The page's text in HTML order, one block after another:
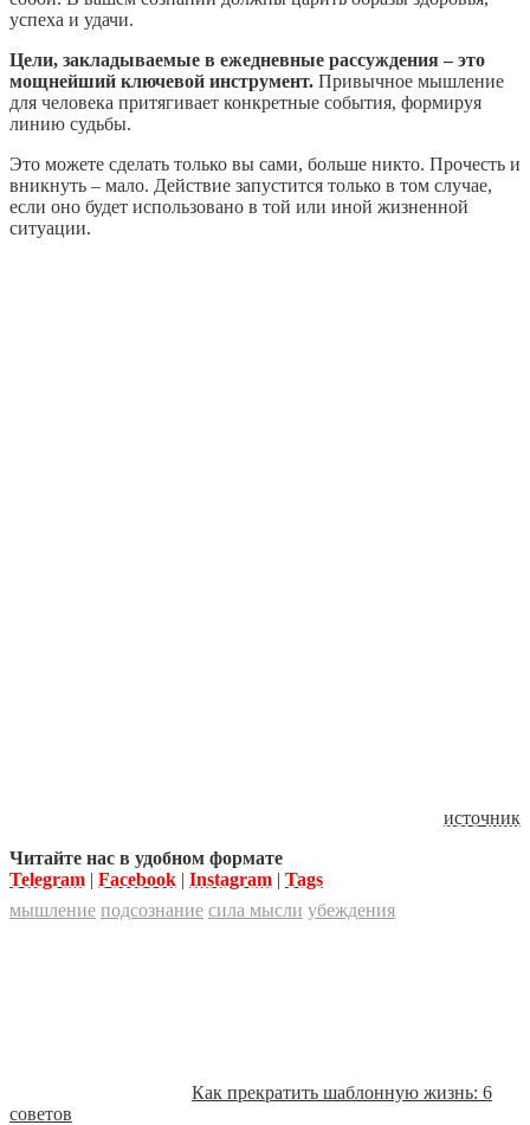
успеха и удачи.
Цели, закладываемые в ежедневные рассуждения – это
мощнейший ключевой инструмент. Привычное мышление
для человека притягивает конкретные события, формируя
линию судьбы.
Это можете сделать только вы сами, больше никто. Прочесть и
вникнуть – мало. Действие запустится только в том случае,
если оно будет использовано в той или иной жизненной
ситуации.
источник
Читайте нас в удобном формате
Telegram | Facebook | Instagram | Tags
мышление подсознание сила мысли убеждения
Как прекратить шаблонную жизнь: 6
советов